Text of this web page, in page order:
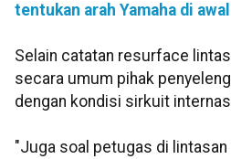
tentukan arah Yamaha di
Selain catatan resurface
secara umum pihak
dengan kondisi sirkuit
"Juga soal petugas di